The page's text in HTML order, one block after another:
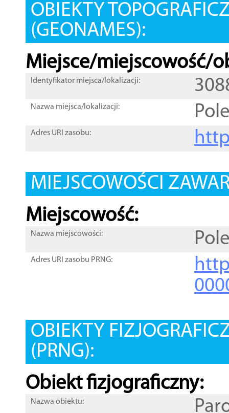
OBIEKTY
(GEONAMES):
Miejsce/miejscowość/
Identyfikator miejsca/lokalizacji:
Nazwa miejsca/lokalizacji:
Adres URI zasobu:
MIEJSCOWOŚCI
Miejscowość:
Nazwa miejscowości:
Adres URI zasobu PRNG:
OBIEKTY
(PRNG):
Obiekt fizjograficzny:
Nazwa obiektu: